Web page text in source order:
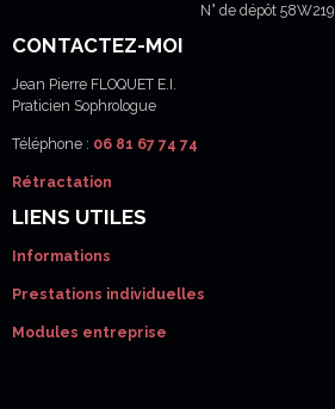
N° de dépôt 58W219
CONTACTEZ-MOI
Jean Pierre FLOQUET E.I.
Praticien Sophrologue
Téléphone : 06 81 67 74 74
Rétractation
LIENS UTILES
Informations
Prestations individuelles
Modules entreprise